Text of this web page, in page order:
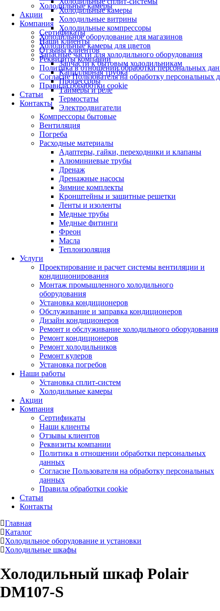
Холодильные камеры
Акции
Компания
Сертификаты
Наши клиенты
Отзывы клиентов
Реквизиты компании
Политика в отношении обработки персональных
Согласие Пользователя на обработку персональных
Правила обработки cookie
Статьи
Контакты
Холодильные камеры
Холодильные витрины
Холодильные компрессоры
Холодильное оборудование для магазинов
Холодильные камеры для цветов
Запасные части для холодильного оборудования
Запчасти к бытовым холодильникам
Капиллярная трубка
Процессоры
Таймеры и реле
Термостаты
Электродвигатели
Компрессоры бытовые
Вентиляция
Погреба
Расходные материалы
Адаптеры, гайки, переходники и клапаны
Алюминиевые трубы
Дренаж
Дренажные насосы
Зимние комплекты
Кронштейны и защитные решетки
Ленты и изоленты
Медные трубы
Медные фитинги
Фреон
Масла
Теплоизоляция
Услуги
Проектирование и расчет системы вентиляции и
кондиционирования
Монтаж промышленного холодильного
оборудования
Установка кондиционеров
Обслуживание и заправка кондиционеров
Дизайн кондиционеров
Ремонт и обслуживание холодильного оборудования
Ремонт кондиционеров
Ремонт холодильников
Ремонт кулеров
Установка погребов
Наши работы
Установка сплит-систем
Холодильные камеры
Акции
Компания
Сертификаты
Наши клиенты
Отзывы клиентов
Реквизиты компании
Политика в отношении обработки персональных
данных
Согласие Пользователя на обработку персональных
данных
Правила обработки cookie
Статьи
Контакты
Главная
Каталог
Холодильное оборудование и установки
Холодильные шкафы
Холодильный шкаф Polair
DM107-S